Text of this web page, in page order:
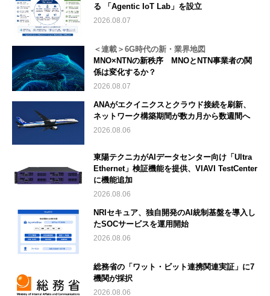
る 「Agentic IoT Lab」を設立
2026.08.07
＜連載＞6G時代の新・業界地図
MNO×NTNの新秩序 MNOとNTN事業者の関
係は変化するか？
2026.08.07
ANAがエクイニクスとクラウド接続を刷新、
ネットワーク構築期間が数カ月から数週間へ
2026.08.06
東陽テクニカがAIデータセンター向け「Ultra
Ethernet」検証機能を提供、VIAVI TestCenter
に機能追加
2026.08.06
NRIセキュア、独自開発のAI統制基盤を導入し
たSOCサービスを運用開始
2026.08.06
総務省の「ワット・ビット連携関連実証」に7
機関が採択
2026.08.06